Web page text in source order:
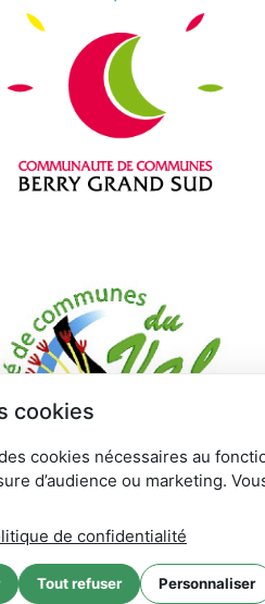
cookies
cookies nécessaires au
d’audience ou marketing.
de confidentialité
Tout refuser Personnaliser